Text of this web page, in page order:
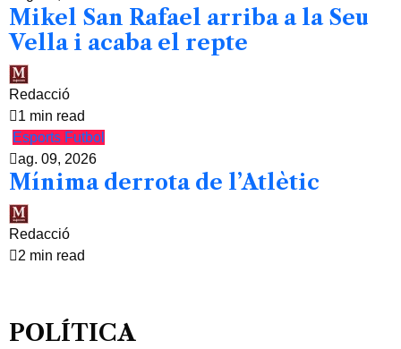
Mikel San Rafael arriba a la Seu
Vella i acaba el repte
Redacció
1 min read
Esports Futbol
ag. 09, 2026
Mínima derrota de l’Atlètic
Redacció
2 min read
POLÍTICA